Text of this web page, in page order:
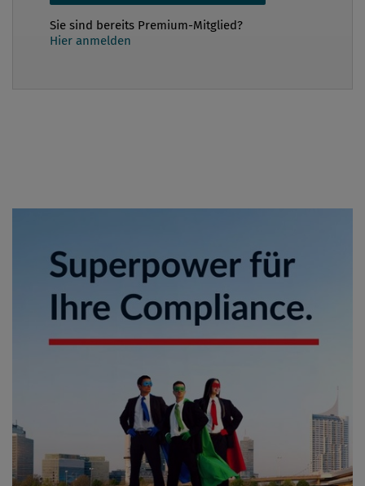
Sie sind bereits Premium-Mitglied?
Hier anmelden